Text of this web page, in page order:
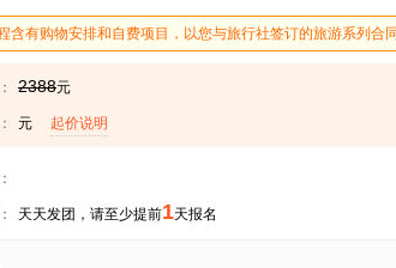
含有购物安排和自费项目，以您与旅行社签订的旅游系列合同
2388元
元 起价说明
天天发团，请至少提前1天报名